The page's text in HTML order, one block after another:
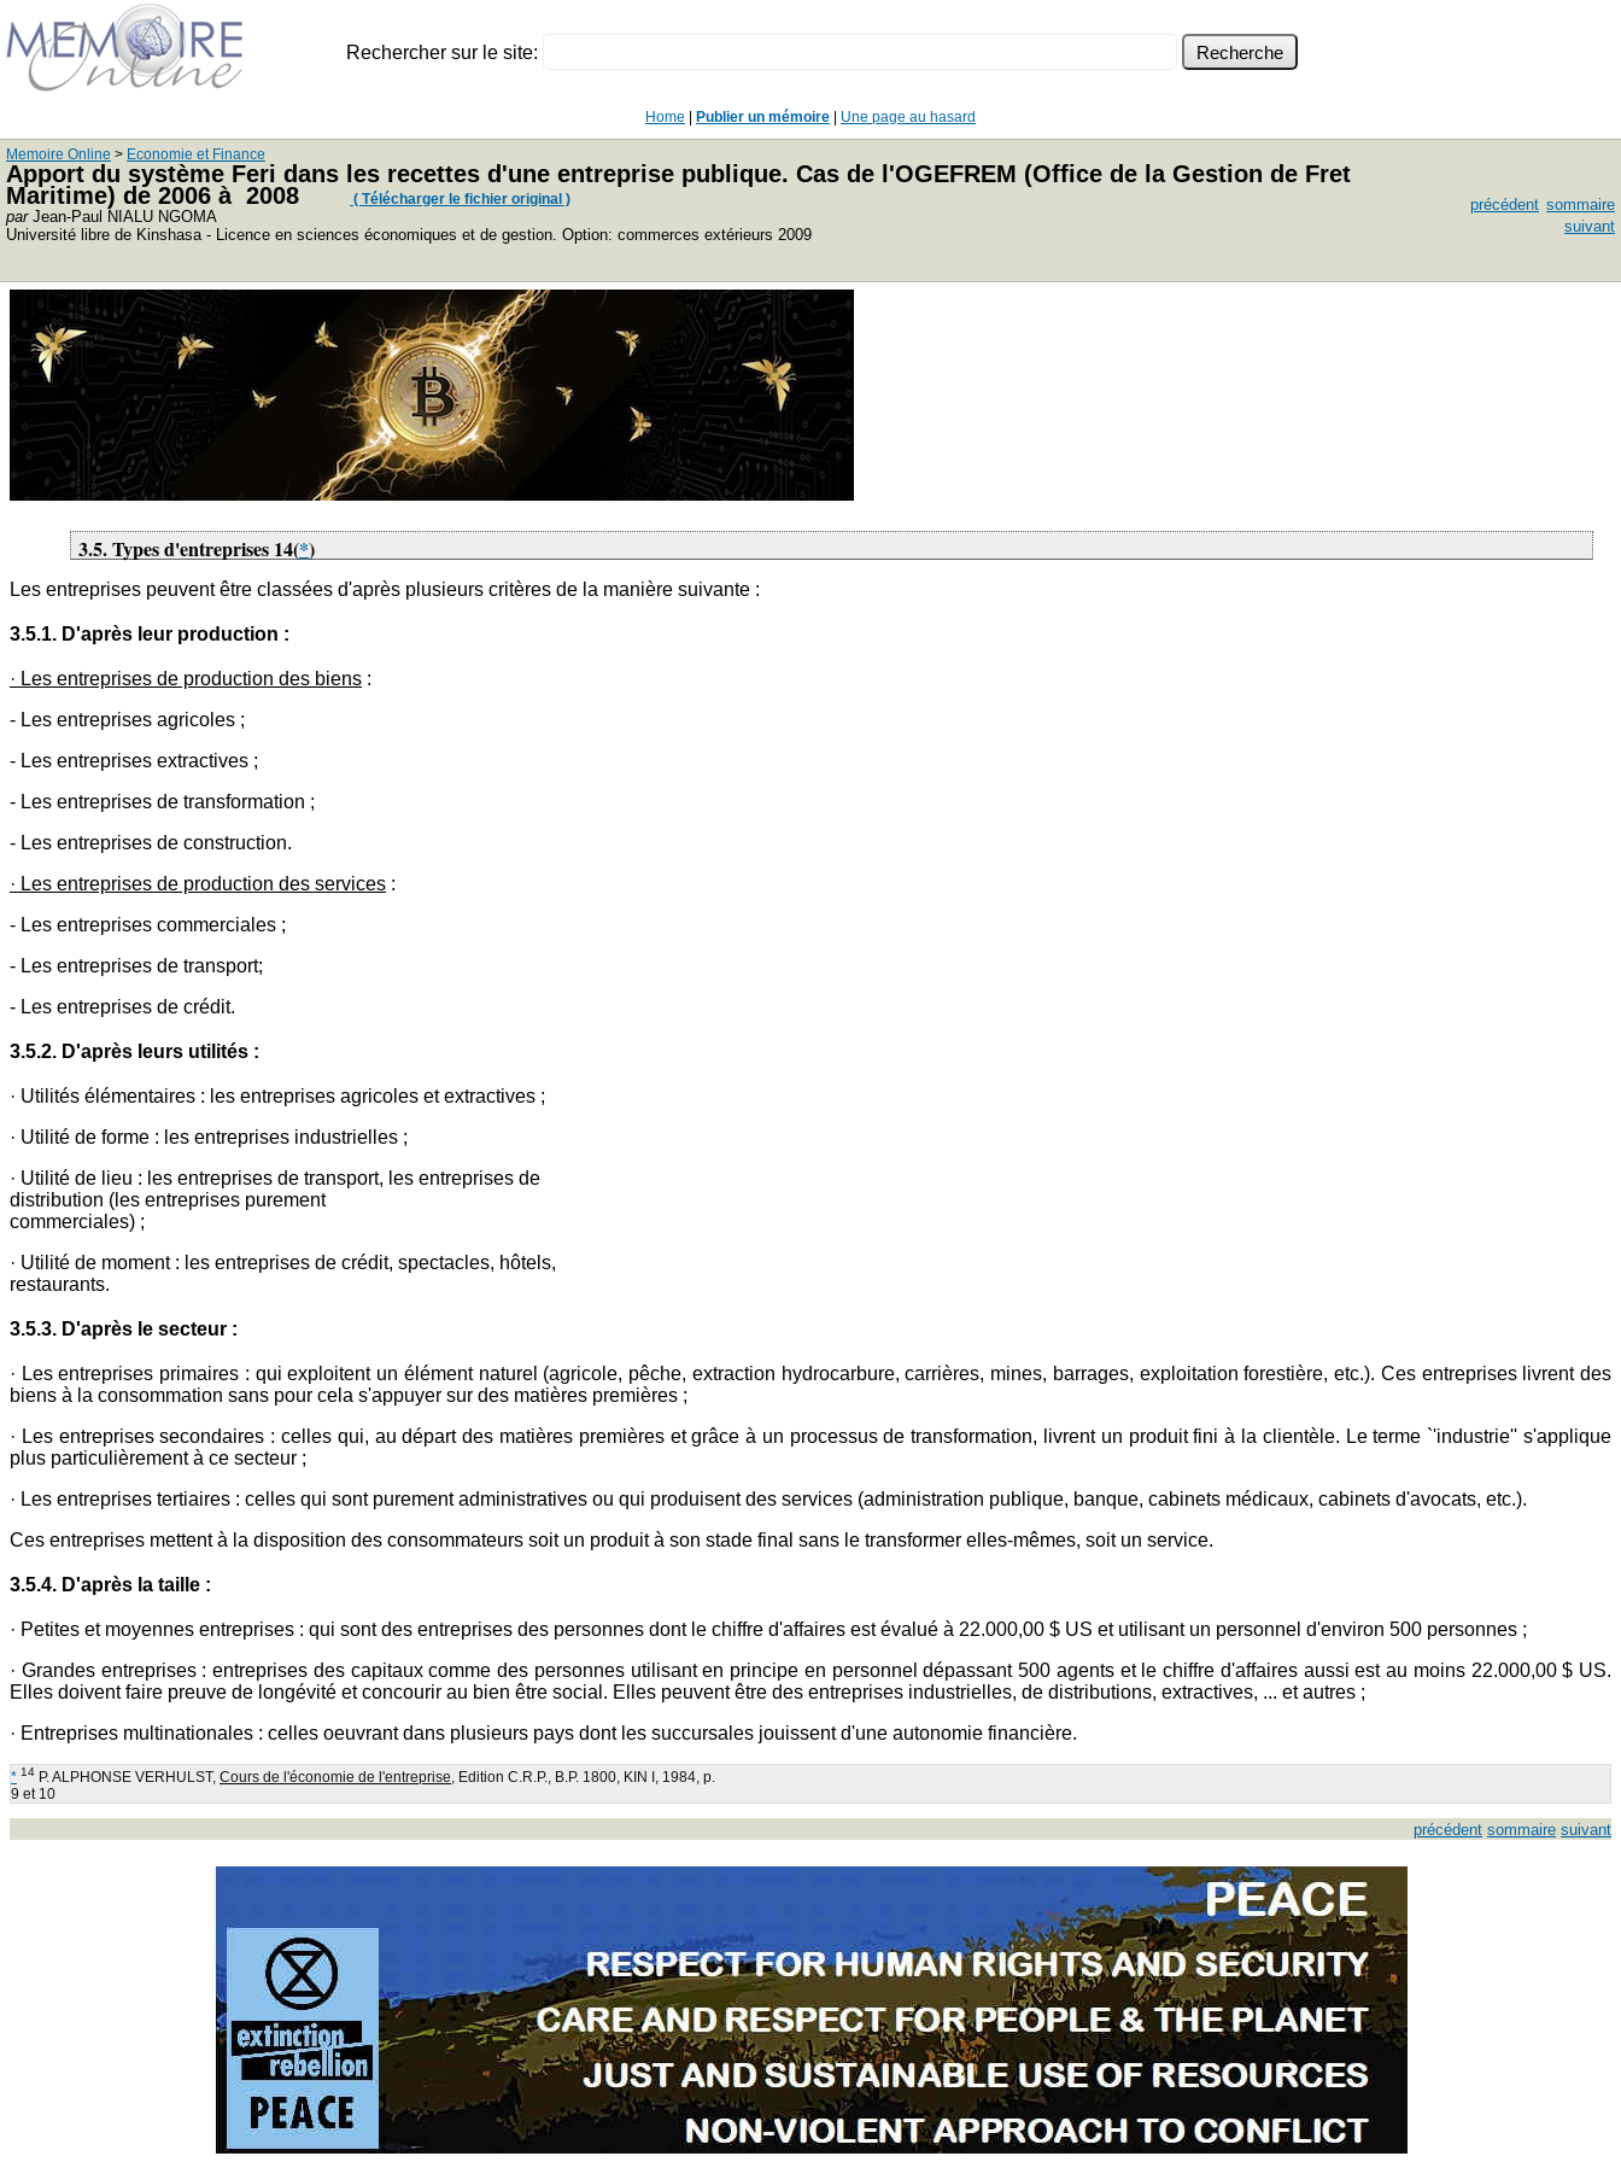
Rechercher sur le site:
Home Publier un mémoire Une page au hasard
Memoire Online > Economie et Finance
Apport du système Feri dans les recettes d'une entreprise publique. Cas de l'OGEFREM (Office de la Gestion de Fret
Maritime) de 2006 à 2008
( Télécharger le fichier original )
parJean-Paul NIALU NGOMA
Université libre de Kinshasa - Licence en sciences économiques et de gestion. Option: commerces extérieurs 2009
précédent sommaire
suivant
3.5. Types d'entreprises 14(*)
Les entreprises peuvent être classées d'après plusieurs critères de la manière suivante :
3.5.1. D'après leur production :
· Les entreprises de production des biens :
- Les entreprises agricoles ;
- Les entreprises extractives ;
- Les entreprises de transformation ;
- Les entreprises de construction.
· Les entreprises de production des services :
- Les entreprises commerciales ;
- Les entreprises de transport;
- Les entreprises de crédit.
3.5.2. D'après leurs utilités :
· Utilités élémentaires : les entreprises agricoles et extractives ;
· Utilité de forme : les entreprises industrielles ;
· Utilité de lieu : les entreprises de transport, les entreprises de
distribution (les entreprises purement
commerciales) ;
· Utilité de moment : les entreprises de crédit, spectacles, hôtels,
restaurants.
3.5.3. D'après le secteur :
· Les entreprises primaires : qui exploitent un élément naturel (agricole, pêche, extraction hydrocarbure, carrières, mines, barrages, exploitation forestière, etc.). Ces entreprises livrent des
biens à la consommation sans pour cela s'appuyer sur des matières premières ;
· Les entreprises secondaires : celles qui, au départ des matières premières et grâce à un processus de transformation, livrent un produit fini à la clientèle. Le terme `'industrie'' s'applique
plus particulièrement à ce secteur ;
· Les entreprises tertiaires : celles qui sont purement administratives ou qui produisent des services (administration publique, banque, cabinets médicaux, cabinets d'avocats, etc.).
Ces entreprises mettent à la disposition des consommateurs soit un produit à son stade final sans le transformer elles-mêmes, soit un service.
3.5.4. D'après la taille :
· Petites et moyennes entreprises : qui sont des entreprises des personnes dont le chiffre d'affaires est évalué à 22.000,00 $ US et utilisant un personnel d'environ 500 personnes ;
· Grandes entreprises : entreprises des capitaux comme des personnes utilisant en principe en personnel dépassant 500 agents et le chiffre d'affaires aussi est au moins 22.000,00 $ US.
Elles doivent faire preuve de longévité et concourir au bien être social. Elles peuvent être des entreprises industrielles, de distributions, extractives, ... et autres ;
· Entreprises multinationales : celles oeuvrant dans plusieurs pays dont les succursales jouissent d'une autonomie financière.
* 14 P. ALPHONSE VERHULST, Cours de l'économie de l'entreprise, Edition C.R.P., B.P. 1800, KIN I, 1984, p.
9 et 10
précédent sommaire suivant